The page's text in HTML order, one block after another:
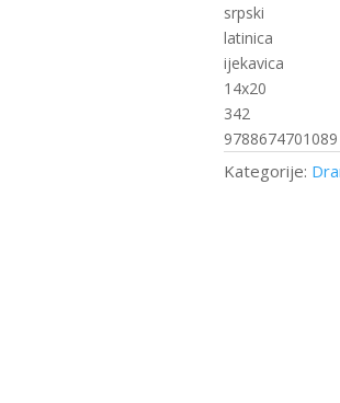
srpski
latinica
ijekavica
14x20
342
9788674701089
Kategorije: